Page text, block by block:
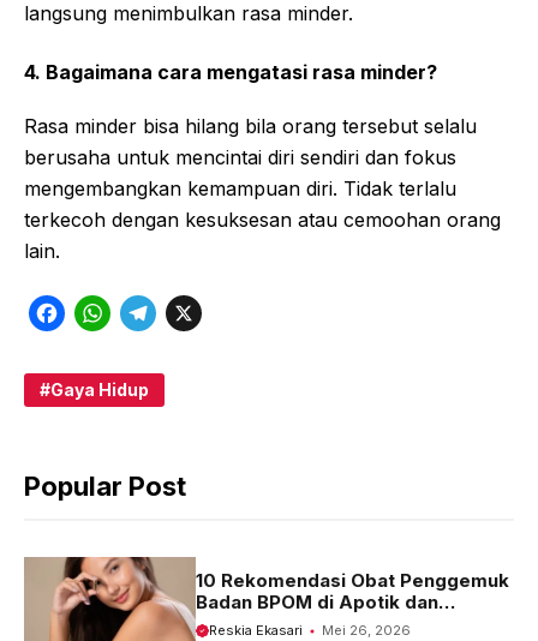
langsung menimbulkan rasa minder.
4. Bagaimana cara mengatasi rasa minder?
Rasa minder bisa hilang bila orang tersebut selalu
berusaha untuk mencintai diri sendiri dan fokus
mengembangkan kemampuan diri. Tidak terlalu
terkecoh dengan kesuksesan atau cemoohan orang
lain.
F
c
o
W
a
A
p
T
l
r
m
X
Gaya Hidup
Popular Post
10 Rekomendasi Obat Penggemuk
Badan BPOM di Apotik dan
Harganya
Reskia Ekasari Mei 26, 2026